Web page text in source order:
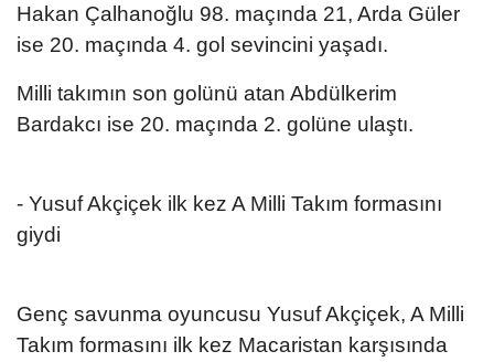
Hakan Çalhanoğlu 98. maçında 21, Arda Güler
ise 20. maçında 4. gol sevincini yaşadı.
Milli takımın son golünü atan Abdülkerim
Bardakcı ise 20. maçında 2. golüne ulaştı.
- Yusuf Akçiçek ilk kez A Milli Takım formasını
giydi
Genç savunma oyuncusu Yusuf Akçiçek, A Milli
Takım formasını ilk kez Macaristan karşısında